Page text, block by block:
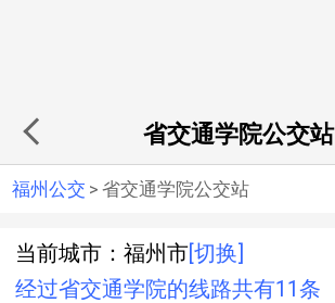
省交通学院公交站
福州公交 > 省交通学院公交站
当前城市：福州市 [切换]
经过省交通学院的线路共有11条